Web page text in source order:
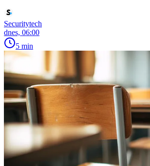
Securitytech
dnes, 06:00
5 min